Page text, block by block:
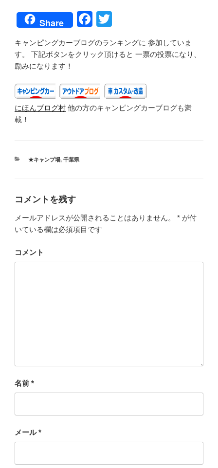
Share
F
c
b
o
o
tt
キャンピングカーブログのランキングに 参加していま
す。 下記ボタンをクリック頂けると 一票の投票になり、
励みになります！
にほんブログ村 他の方のキャンピングカーブログも満
載！
カ
★キャンプ場, 千葉県
コメントを残す
メールアドレスが公開されることはありません。 * が付
いている欄は必須項目です
コメント
名前 *
メール*